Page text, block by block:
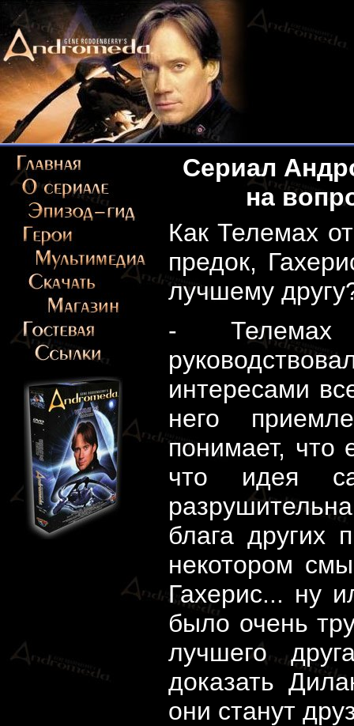
Сериал
на
Как Телемах
предок,
лучшему
- Телемах
интересами
него
понимает, что
что идея
блага других
некотором
Гахерис... ну
было очень
лучшего
доказать
они станут